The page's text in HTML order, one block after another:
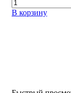
В корзину